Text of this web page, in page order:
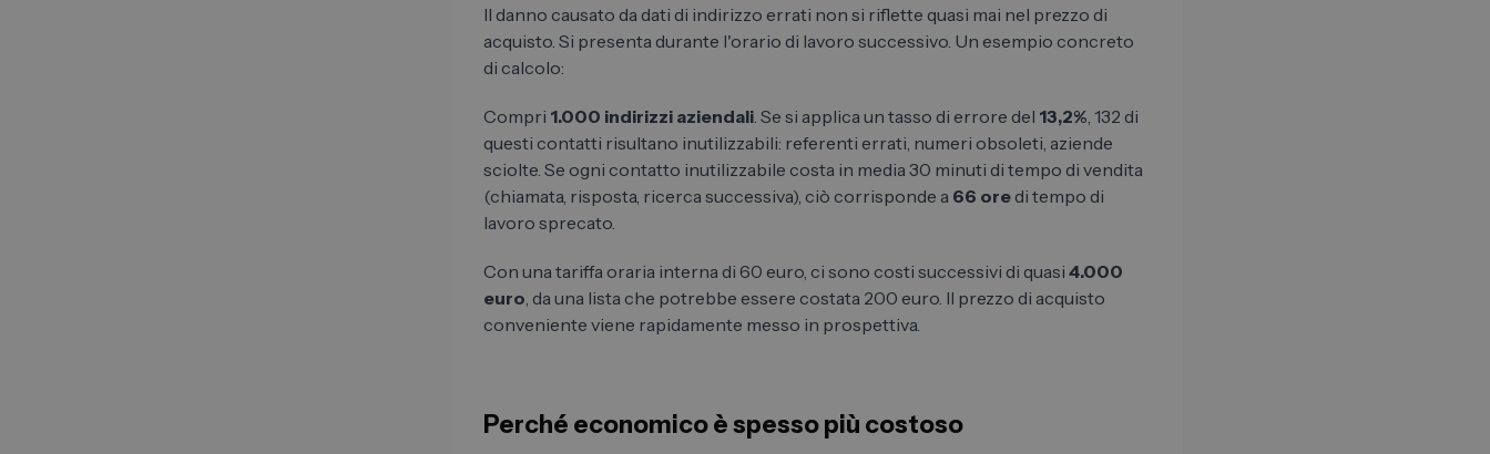
Il danno causato da dati di indirizzo errati non si riflette quasi mai nel prezzo di
acquisto. Si presenta durante l'orario di lavoro successivo. Un esempio concreto
di calcolo:
Compri 1.000 indirizzi aziendali. Se si applica un tasso di errore del 13,2%, 132 di
questi contatti risultano inutilizzabili: referenti errati, numeri obsoleti, aziende
sciolte. Se ogni contatto inutilizzabile costa in media 30 minuti di tempo di vendita
(chiamata, risposta, ricerca successiva), ciò corrisponde a 66 ore di tempo di
lavoro sprecato.
Con una tariffa oraria interna di 60 euro, ci sono costi successivi di quasi 4.000
euro, da una lista che potrebbe essere costata 200 euro. Il prezzo di acquisto
conveniente viene rapidamente messo in prospettiva.
Perché economico è spesso più costoso